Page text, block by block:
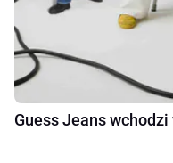
Guess Jeans